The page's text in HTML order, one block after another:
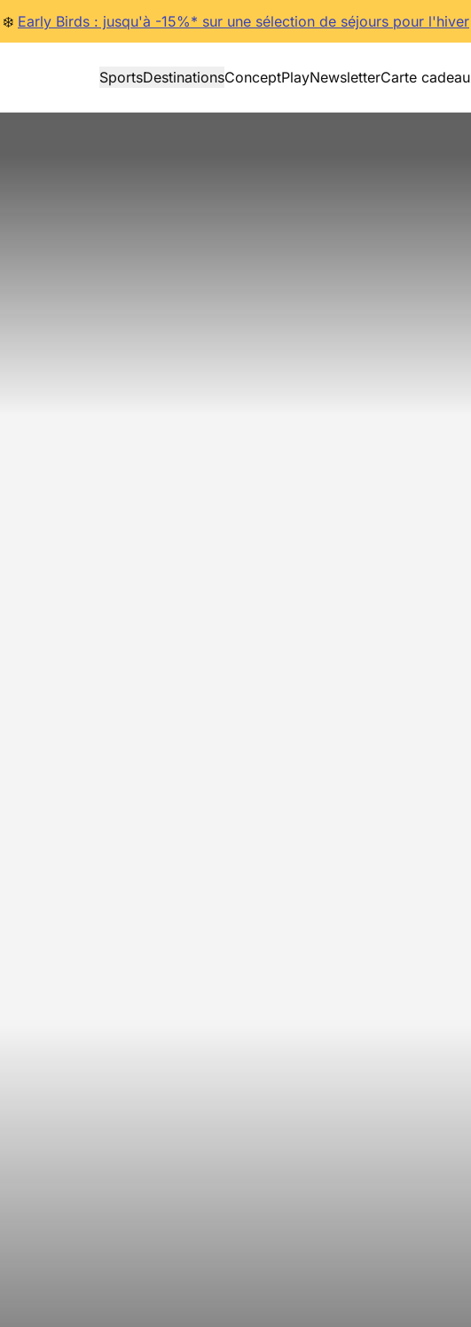
❄️ Early Birds : jusqu'à -15%* sur une sélection de séjours pour l'hiver
SportsDestinationsConceptPlayNewsletterCarte cadeau